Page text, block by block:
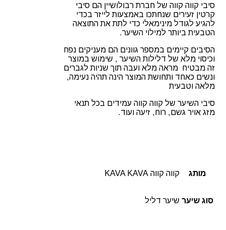
סיבי קווה קווה של חברת רבולושיין הם סיבי
קרטין זעירים שנחתכו באמצעות לייזר בכדי
להגיע לגודל מינימאלי כדי לתת את התוצאה
הטבעית ביותר למילוי השיער.
הסיבים קיימים במספר גוונים הם מעניקים נפח
וכיסוי מלא של דלילות השיער , שימוש במוצר
זה מבטיח מראה מלא ועבה תוך שניות לגברים
ונשים כאחד ותחושת המוצר הינה תהיה נעימה,
מלאה וטבעית
סיבי השיער של קווה קווה עמידים בכל תנאי
מזג אויר גשם, רוח, זיעה ועוד.
מותג קווה קווה KAVA KAVA
סוג שיער שיער דליל